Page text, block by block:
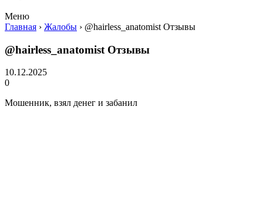
Меню
Главная › Жалобы › @hairless_anatomist Отзывы
@hairless_anatomist Отзывы
10.12.2025
0
Мошенник, взял денег и забанил